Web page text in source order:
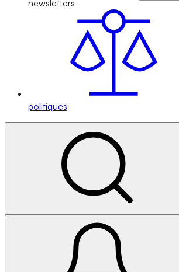
newsletters
politiques